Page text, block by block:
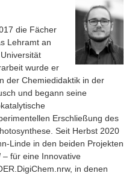
die Fächer
Lehramt an
wurde er
der Chemiedidaktik in der
und begann seine
Erschließung des
Seit Herbst 2020
Linde in den beiden Projekten
– für eine Innovative
in denen